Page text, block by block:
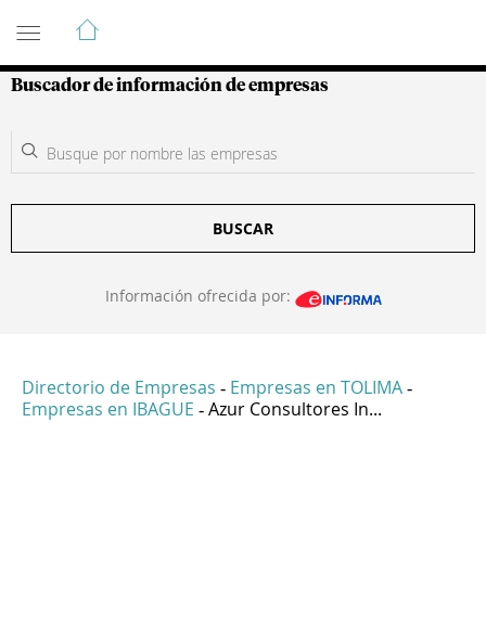
Guía de Empresas Colombianas
Buscador de información de empresas
BUSCAR
Información ofrecida por:
Directorio de Empresas - Empresas en TOLIMA -
Empresas en IBAGUE - Azur Consultores In...